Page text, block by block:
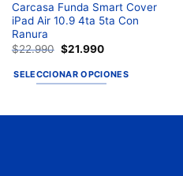
Carcasa Funda Smart Cover
iPad Air 10.9 4ta 5ta Con
Ranura
$22.990 $21.990
SELECCIONAR OPCIONES